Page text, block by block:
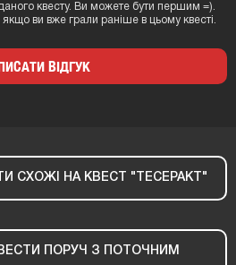
квесту. Ви можете бути першим =).
ви вже грали раніше в цьому квесті.
ВІДГУК
СХОЖІ НА КВЕСТ "ТЕСЕРАКТ"
ПОРУЧ З ПОТОЧНИМ